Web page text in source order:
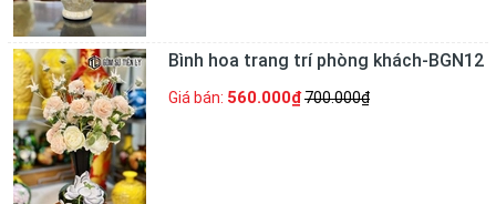
Bình hoa trang trí phòng khách-BGN12
Giá bán: 560.000₫700.000₫